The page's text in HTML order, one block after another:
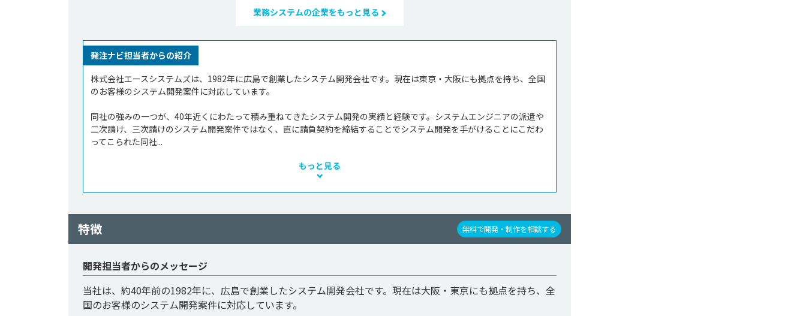
業務システムの企業をもっと見る
発注ナビ担当者からの紹介
株式会社エースシステムズは、1982年に広島で創業したシステム開発会社です。現在は東京・大阪にも拠点を持ち、全国
のお客様のシステム開発案件に対応しています。
同社の強みの一つが、40年近くにわたって積み重ねてきたシステム開発の実績と経験です。システムエンジニアの派遣や
二次請け、三次請けのシステム開発案件ではなく、直に請負契約を締結することでシステム開発を手がけることにこだわ
ってこられた同社...
もっと見る
特徴 無料で開発・制作を相談する
開発担当者からのメッセージ
当社は、約40年前の1982年に、広島で創業したシステム開発会社です。現在は大阪・東京にも拠点を持ち、全
国のお客様のシステム開発案件に対応しています。